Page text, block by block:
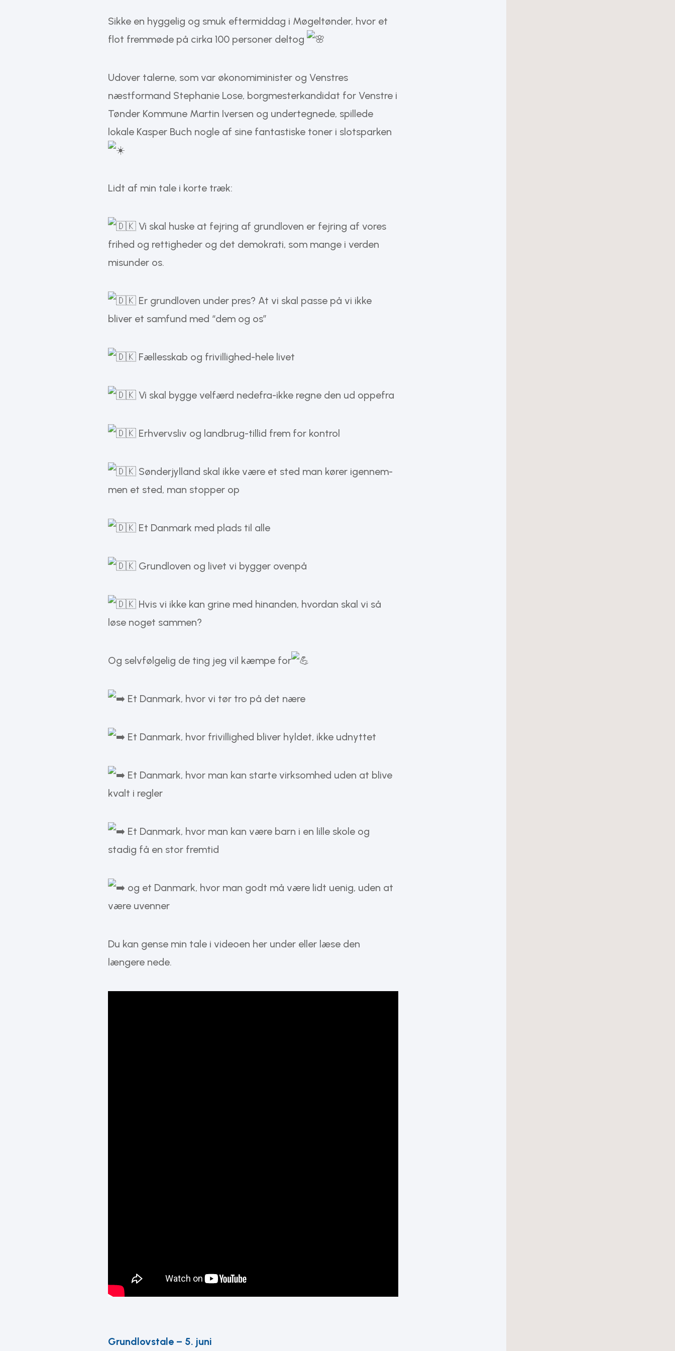
Sikke en hyggelig og smuk eftermiddag i Møgeltønder, hvor et
flot fremmøde på cirka 100 personer deltog
Udover talerne, som var økonomiminister og Venstres
næstformand Stephanie Lose, borgmesterkandidat for Venstre i
Tønder Kommune Martin Iversen og undertegnede, spillede
lokale Kasper Buch nogle af sine fantastiske toner i slotsparken
Lidt af min tale i korte træk:
Vi skal huske at fejring af grundloven er fejring af vores
frihed og rettigheder og det demokrati, som mange i verden
misunder os.
Er grundloven under pres? At vi skal passe på vi ikke
bliver et samfund med “dem og os”
Fællesskab og frivillighed-hele livet
Vi skal bygge velfærd nedefra-ikke regne den ud oppefra
Erhvervsliv og landbrug-tillid frem for kontrol
Sønderjylland skal ikke være et sted man kører igennem-
men et sted, man stopper op
Et Danmark med plads til alle
Grundloven og livet vi bygger ovenpå
Hvis vi ikke kan grine med hinanden, hvordan skal vi så
løse noget sammen?
Og selvfølgelig de ting jeg vil kæmpe for
Et Danmark, hvor vi tør tro på det nære
Et Danmark, hvor frivillighed bliver hyldet, ikke udnyttet
Et Danmark, hvor man kan starte virksomhed uden at blive
kvalt i regler
Et Danmark, hvor man kan være barn i en lille skole og
stadig få en stor fremtid
og et Danmark, hvor man godt må være lidt uenig, uden at
være uvenner
Du kan gense min tale i videoen her under eller læse den
længere nede.
Grundlovstale – 5. juni